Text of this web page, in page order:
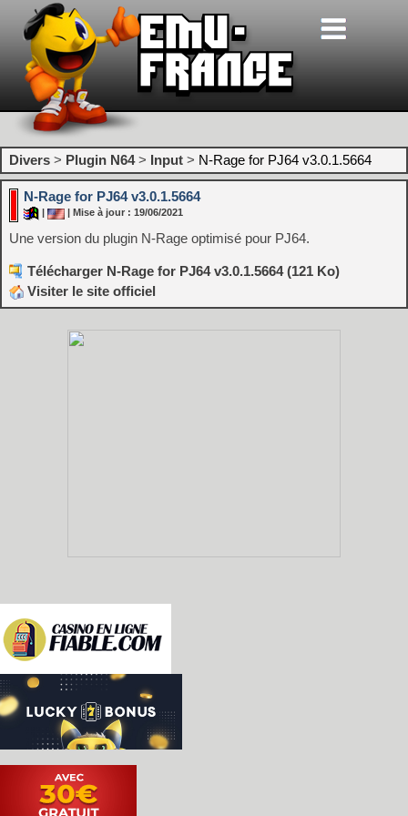
Divers > Plugin N64> Input > N-Rage for PJ64 v3.0.1.5664
N-Rage for PJ64 v3.0.1.5664
| Mise à jour : 19/06/2021
Une version du plugin N-Rage optimisé pour PJ64.
Télécharger N-Rage for PJ64 v3.0.1.5664 (121 Ko)
Visiter le site officiel